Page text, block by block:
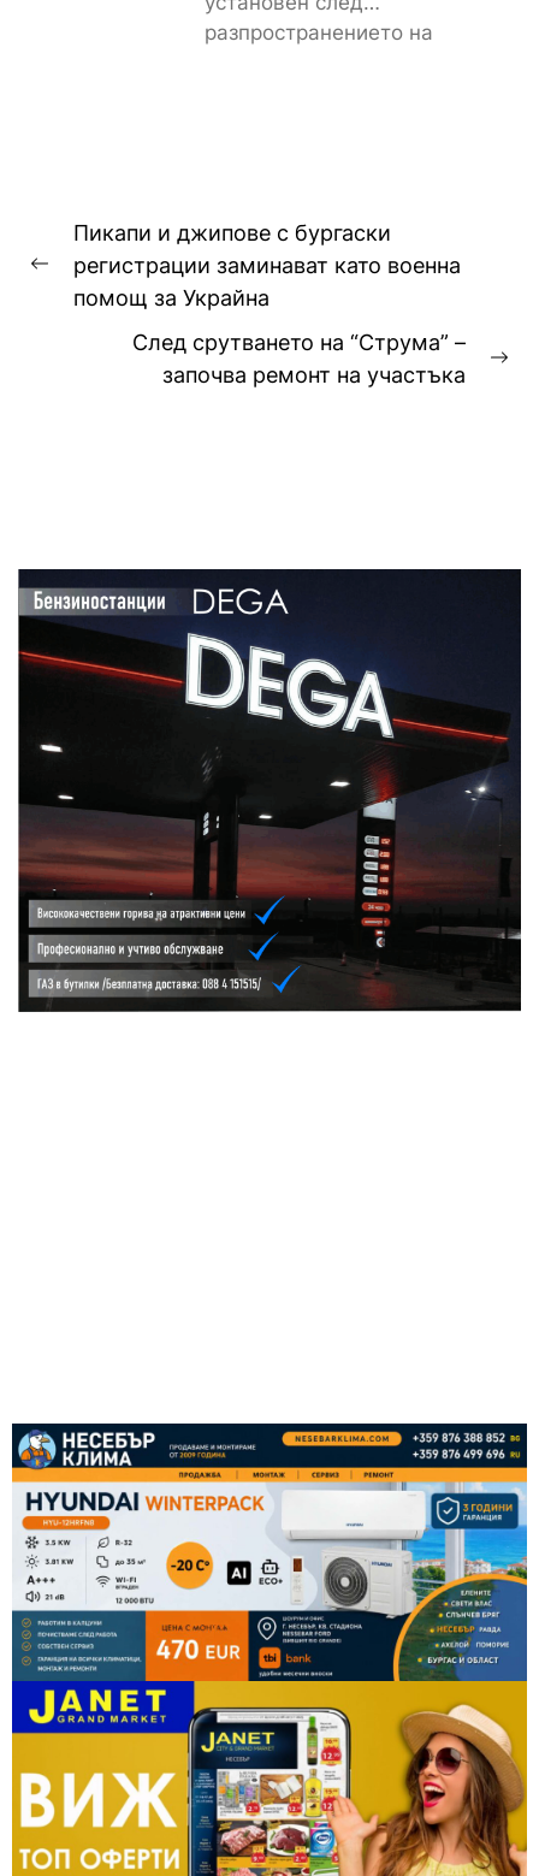
разпространението на
Навигация
Previous
post:
Пикапи и джипове с бургаски
регистрации заминават като военна
помощ за Украйна
След срутването на “Струма” –
започва ремонт на участъка